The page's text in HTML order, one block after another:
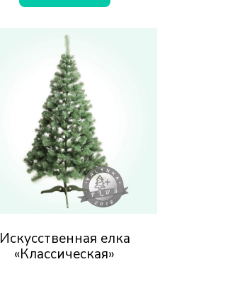
Искусственная елка
«Классическая»